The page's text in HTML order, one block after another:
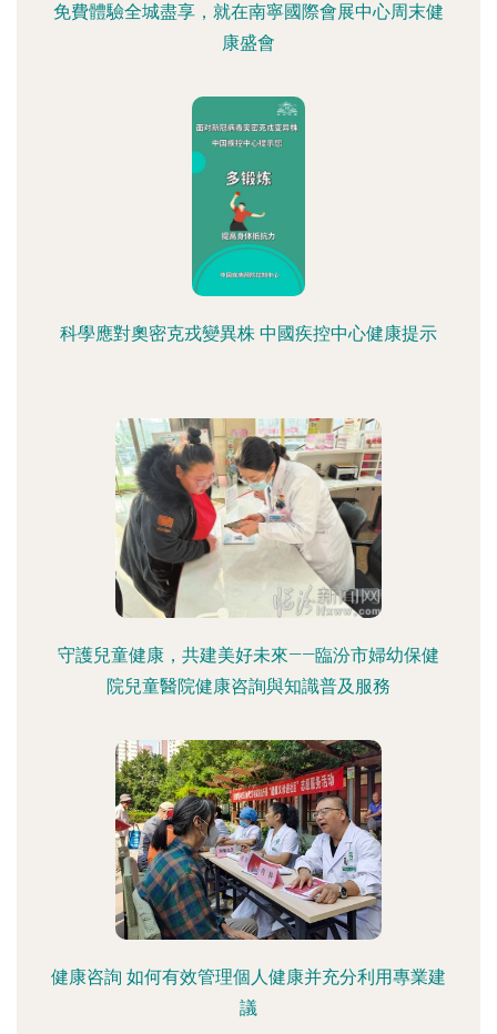
免費體驗全城盡享，就在南寧國際會展中心周末健
康盛會
科學應對奧密克戎變異株 中國疾控中心健康提示
守護兒童健康，共建美好未來——臨汾市婦幼保健
院兒童醫院健康咨詢與知識普及服務
健康咨詢 如何有效管理個人健康并充分利用專業建
議